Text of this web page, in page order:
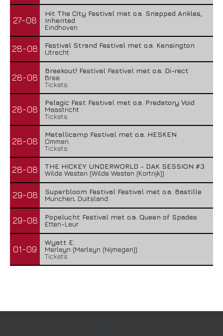
27-08
Hit The City Festival met o.a. Snapped Ankles,
Inherited
Eindhoven
28-08
Festival Strand Festival met o.a. Kensington
Utrecht
28-08
Breekout! Festival Festival met o.a. Di-rect
Bree
Tickets
28-08
Pelagic Fest Festival met o.a. Predatory Void
Maastricht
Tickets
28-08
Metallicamp Festival met o.a. HESKEN
Ommen
Tickets
28-08
THE HICKEY UNDERWORLD - DAK SESSION #3
Wilde Westen (Wilde Westen (Kortrijk))
29-08
Superbloom Festival Festival met o.a. Bastille
Munchen, Duitsland
29-08
Popelucht Festival met o.a. Queen of Spades
Etten-Leur
01-09
Wyatt E.
Merleyn (Merleyn (Nijmegen))
Tickets